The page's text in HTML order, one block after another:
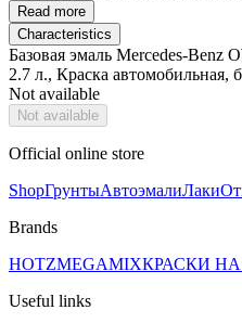
Read more
Characteristics
Базовая эмаль Mercedes-Benz
2.7 л., Краска автомобильная,
Not available
Not available
Official online store
ShopГрунтыАвтоэмалиЛаки
Brands
HOTZMEGAMIXКРАСКИ
Useful links